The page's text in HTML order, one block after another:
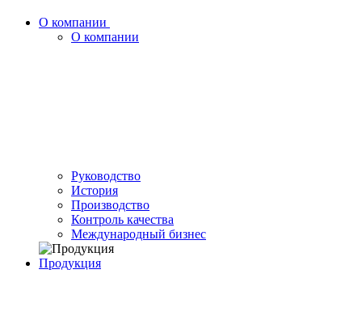
О компании
О компании
Руководство
История
Производство
Контроль качества
Международный бизнес
Продукция